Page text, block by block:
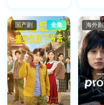
国产剧 全集 海外剧